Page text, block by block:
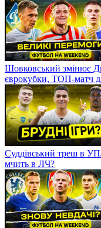
Шовковський змінює
єврокубки, ТОП-матч
Суддівський треш в
мчить в ЛЧ?